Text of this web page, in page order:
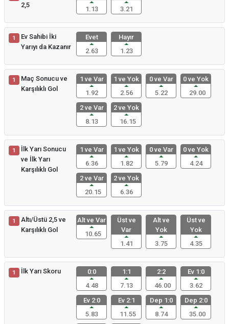
2,5
1.13
3.21
1
Ev Sahibi İki
Yarıyı da Kazanır
Evet
2.63
Hayır
1.23
1
Maç Sonucu ve
Karşılıklı Gol
1 ve Var
1.92
1 ve Yok
2.56
0 ve Var
5.22
0 ve Yok
29.00
2 ve Var
8.13
2 ve Yok
16.15
1
İlk Yarı Sonucu
ve İlk Yarı
Karşılıklı Gol
1 ve Var
6.36
1 ve Yok
1.82
0 ve Var
5.79
0 ve Yok
4.24
2 ve Var
20.15
2 ve Yok
6.36
1
Altı/Üstü 2,5 ve
Karşılıklı Gol
Alt ve Var
10.65
Üst ve
Var
1.41
Alt ve
Yok
3.75
Üst ve
Yok
4.35
1 İlk Yarı Skoru
0:0
4.48
1:1
7.13
2:2
46.00
Ev 1:0
3.62
Ev 2:0
5.83
Ev 2:1
11.55
Dep 1:0
8.74
Dep 2:0
35.00